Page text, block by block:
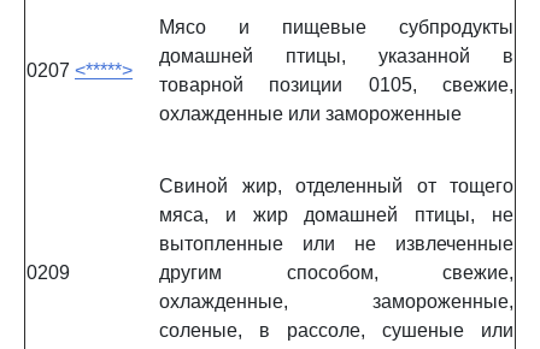
0207 <*****>
Мясо и пищевые субпродукты
домашней птицы, указанной в
товарной позиции 0105, свежие,
охлажденные или замороженные
0209
Свиной жир, отделенный от тощего
мяса, и жир домашней птицы, не
вытопленные или не извлеченные
другим способом, свежие,
охлажденные, замороженные,
соленые, в рассоле, сушеные или